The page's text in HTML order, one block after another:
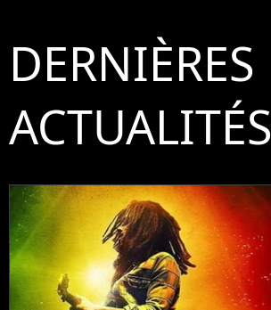
DERNIÈRES
ACTUALITÉS